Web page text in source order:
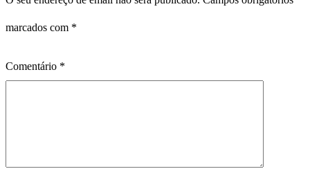
marcados com *
Comentário *